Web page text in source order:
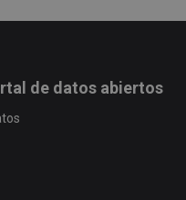
de datos abiertos